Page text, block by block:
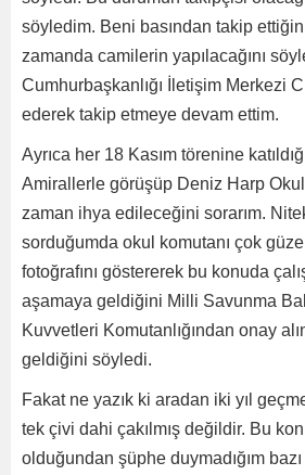
söyledim. Beni basından takip
zamanda camilerin yapılacağını
Cumhurbaşkanlığı İletişim Merkezi
ederek takip etmeye devam ettim.
Ayrıca her 18 Kasım törenine
Amirallerle görüşüp Deniz Harp
zaman ihya edileceğini sorarım.
sorduğumda okul komutanı çok
fotoğrafını göstererek bu konuda
aşamaya geldiğini Milli Savunma
Kuvvetleri Komutanlığından onay
geldiğini söyledi.
Fakat ne yazık ki aradan iki yıl
tek çivi dahi çakılmış değildir. Bu
olduğundan şüphe duymadığım